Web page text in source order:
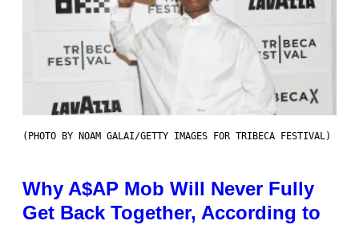
(PHOTO BY NOAM GALAI/GETTY IMAGES FOR TRIBECA FESTIVAL)
Why A$AP Mob Will Never Fully
Get Back Together, According to